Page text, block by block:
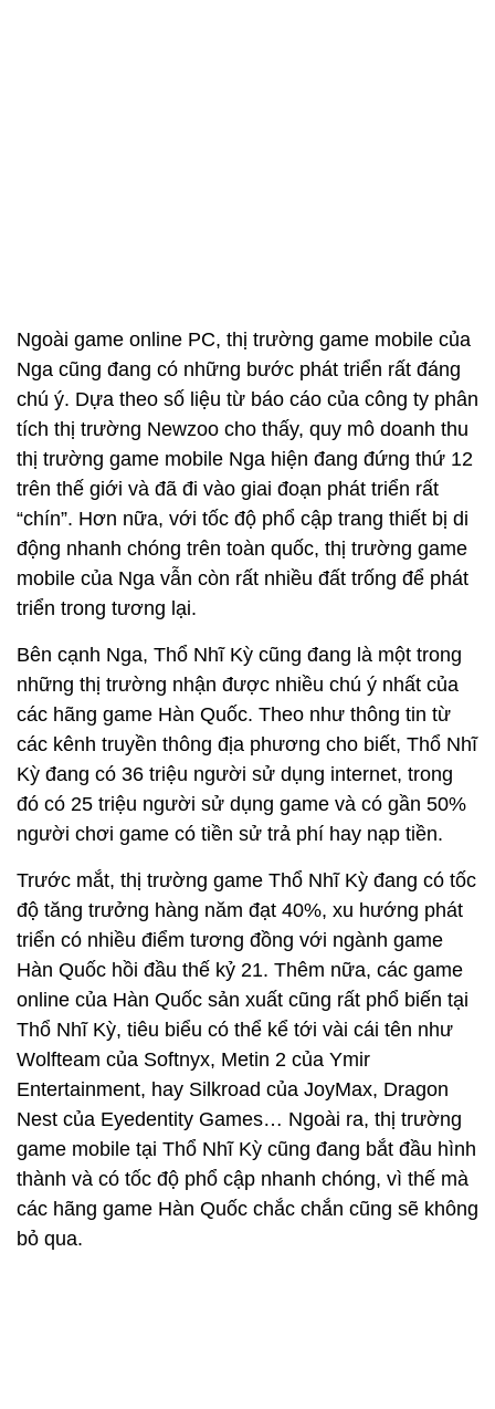
Ngoài game online PC, thị trường game mobile của
Nga cũng đang có những bước phát triển rất đáng
chú ý. Dựa theo số liệu từ báo cáo của công ty phân
tích thị trường Newzoo cho thấy, quy mô doanh thu
thị trường game mobile Nga hiện đang đứng thứ 12
trên thế giới và đã đi vào giai đoạn phát triển rất
“chín”. Hơn nữa, với tốc độ phổ cập trang thiết bị di
động nhanh chóng trên toàn quốc, thị trường game
mobile của Nga vẫn còn rất nhiều đất trống để phát
triển trong tương lại.
Bên cạnh Nga, Thổ Nhĩ Kỳ cũng đang là một trong
những thị trường nhận được nhiều chú ý nhất của
các hãng game Hàn Quốc. Theo như thông tin từ
các kênh truyền thông địa phương cho biết, Thổ Nhĩ
Kỳ đang có 36 triệu người sử dụng internet, trong
đó có 25 triệu người sử dụng game và có gần 50%
người chơi game có tiền sử trả phí hay nạp tiền.
Trước mắt, thị trường game Thổ Nhĩ Kỳ đang có tốc
độ tăng trưởng hàng năm đạt 40%, xu hướng phát
triển có nhiều điểm tương đồng với ngành game
Hàn Quốc hồi đầu thế kỷ 21. Thêm nữa, các game
online của Hàn Quốc sản xuất cũng rất phổ biến tại
Thổ Nhĩ Kỳ, tiêu biểu có thể kể tới vài cái tên như
Wolfteam của Softnyx, Metin 2 của Ymir
Entertainment, hay Silkroad của JoyMax, Dragon
Nest của Eyedentity Games… Ngoài ra, thị trường
game mobile tại Thổ Nhĩ Kỳ cũng đang bắt đầu hình
thành và có tốc độ phổ cập nhanh chóng, vì thế mà
các hãng game Hàn Quốc chắc chắn cũng sẽ không
bỏ qua.